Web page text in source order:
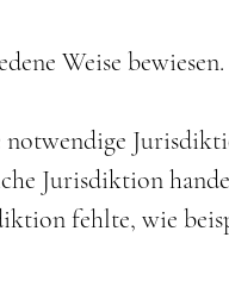
Weise bewiesen.
notwendige
Jurisdiktion
fehlte, wie